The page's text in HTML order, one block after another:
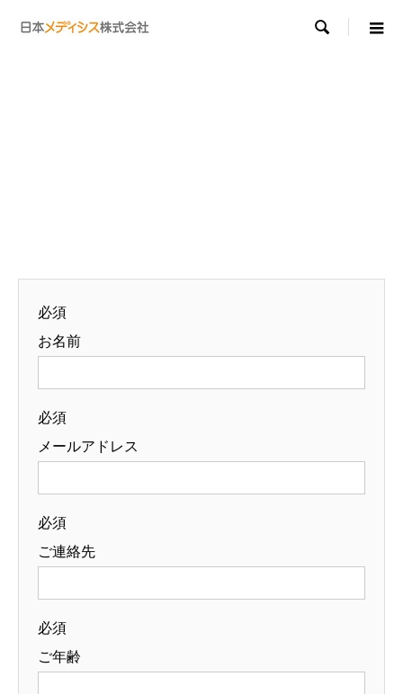

必須
お名前
必須
メールアドレス
必須
ご連絡先
必須
ご年齢